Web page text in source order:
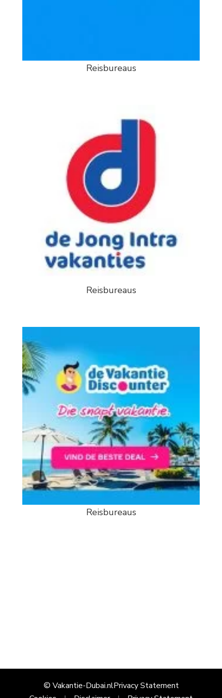
Reisbureaus
Reisbureaus
Reisbureaus
© Vakantie-Dubai.nlPrivacy Statement